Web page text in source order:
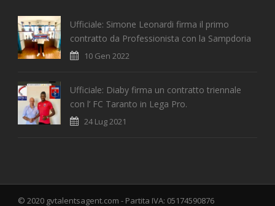
Ufficiale: Simone Leonardi firma il primo
contratto da Professionista con la Sampdoria
10 Gen 2022
Ufficiale: Diaby firma un contratto triennale
con l’ FC Taranto in Lega Pro.
24 Lug 2021
© 2020 gvtalentsagent.com - Partita IVA: 05174590876